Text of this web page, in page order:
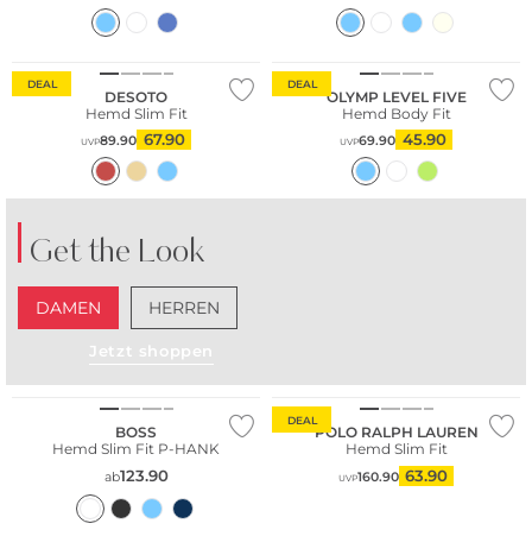
DEAL
DESOTO
Hemd Slim Fit
UVP89.90 67.90
DEAL
Nachhaltig
OLYMP LEVEL FIVE
Hemd Body Fit
UVP69.90 45.90
Get the Look
DAMEN HERREN
Jetzt shoppen
BOSS
Hemd Slim Fit P-HANK
ab123.90
DEAL
POLO RALPH LAUREN
Hemd Slim Fit
UVP160.90 63.90